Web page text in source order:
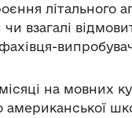
літального
взагалі
на мовних
американської